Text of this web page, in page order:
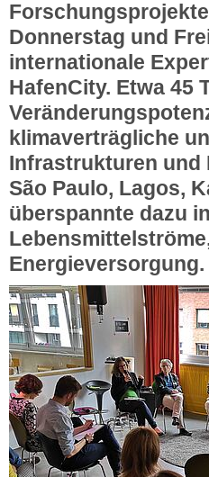
Donnerstag und
internationale
HafenCity. Etwa 45
klimaverträgliche
Infrastrukturen und
São Paulo, Lagos,
überspannte dazu
Energieversorgung.